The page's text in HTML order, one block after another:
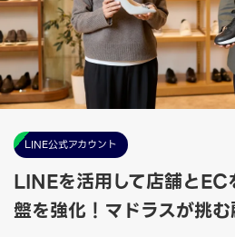
LINE公式アカウント
LINEを活用して店舗と
盤を強化！マドラスが挑